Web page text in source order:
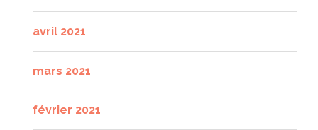
avril 2021
mars 2021
février 2021